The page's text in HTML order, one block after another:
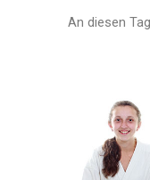
An diesen